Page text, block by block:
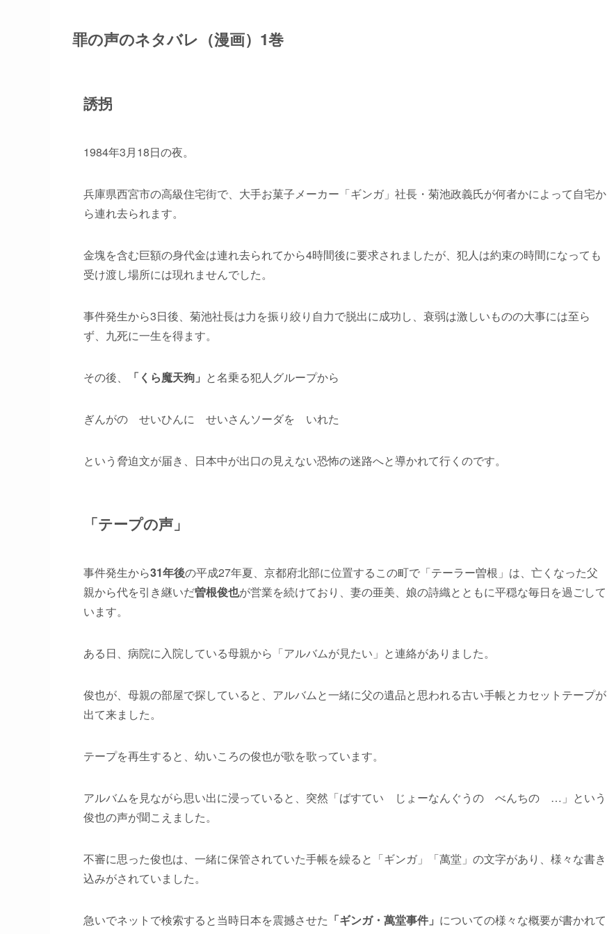
罪の声のネタバレ（漫画）1巻
誘拐
1984年3月18日の夜。
兵庫県西宮市の高級住宅街で、大手お菓子メーカー「ギンガ」社長・菊池政義氏が何者かによって自宅か
ら連れ去られます。
金塊を含む巨額の身代金は連れ去られてから4時間後に要求されましたが、犯人は約束の時間になっても
受け渡し場所には現れませんでした。
事件発生から3日後、菊池社長は力を振り絞り自力で脱出に成功し、衰弱は激しいものの大事には至ら
ず、九死に一生を得ます。
その後、 「くら魔天狗」 と名乗る犯人グループから
ぎんがの せいひんに せいさんソーダを いれた
という脅迫文が届き、日本中が出口の見えない恐怖の迷路へと導かれて行くのです。
「テープの声」
事件発生から31年後の平成27年夏、京都府北部に位置するこの町で「テーラー曽根」は、亡くなった父
親から代を引き継いだ曽根俊也が営業を続けており、妻の亜美、娘の詩織とともに平穏な毎日を過ごして
います。
ある日、病院に入院している母親から「アルバムが見たい」と連絡がありました。
俊也が、母親の部屋で探していると、アルバムと一緒に父の遺品と思われる古い手帳とカセットテープが
出て来ました。
テープを再生すると、幼いころの俊也が歌を歌っています。
アルバムを見ながら思い出に浸っていると、突然「ばすてい じょーなんぐうの べんちの …」という
俊也の声が聞こえました。
不審に思った俊也は、一緒に保管されていた手帳を繰ると「ギンガ」「萬堂」の文字があり、様々な書き
込みがされていました。
急いでネットで検索すると当時日本を震撼させた 「ギンガ・萬堂事件」 についての様々な概要が書かれて